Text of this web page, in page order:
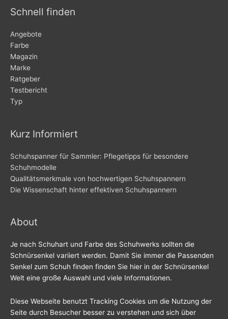
Schnell finden
Angebote
Farbe
Magazin
Marke
Ratgeber
Testbericht
Typ
Kurz Informiert
Schuhspanner für Sammler: Pflegetipps für besondere
Schuhmodelle
Qualitätsmerkmale von hochwertigen Schuhspannern
Die Wissenschaft hinter effektiven Schuhspannern
About
Je nach Schuhart und Farbe des Schuhwerks sollten die
Schnürsenkel variiert werden. Damit Sie immer die Passenden
Senkel zum Schuh finden finden Sie hier in der Schnürsenkel
Welt eine große Auswahl und viele Informationen.
Diese Webseite benutzt Tracking Cookies um die Nutzung der
Seite durch Besucher besser zu verstehen und sich über